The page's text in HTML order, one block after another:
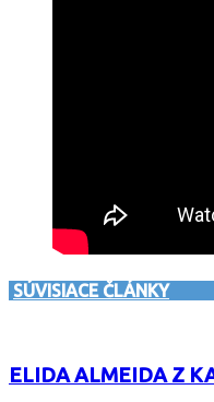
SÚVISIACE ČLÁNKY
ELIDA ALMEIDA Z